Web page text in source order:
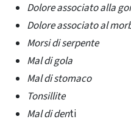
Dolore associato alla
Dolore associato al
Morsi di serpente
Mal di gola
Mal di stomaco
Tonsillite
Mal di denti